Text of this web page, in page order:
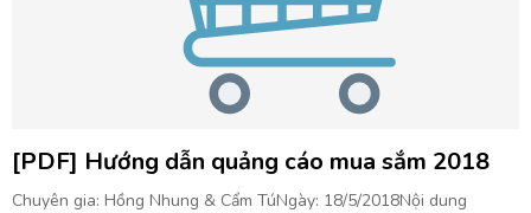
[PDF] Hướng dẫn quảng cáo mua sắm 2018
Chuyên gia: Hồng Nhung & Cẩm TúNgày: 18/5/2018Nội dung